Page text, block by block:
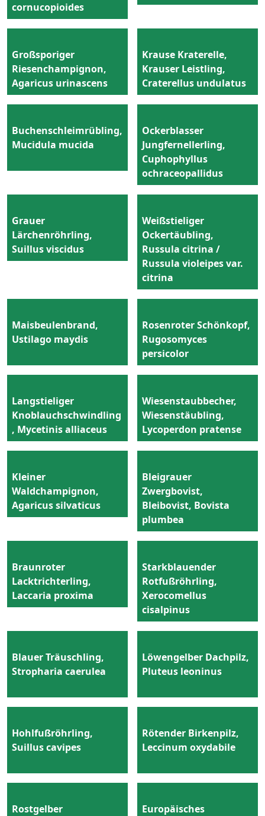
cornucopioides
Großsporiger
Riesenchampignon,
Agaricus urinascens
Krause Kraterelle,
Krauser Leistling,
Craterellus undulatus
Buchenschleimrübling,
Mucidula mucida
Ockerblasser
Jungfernellerling,
Cuphophyllus
ochraceopallidus
Grauer
Lärchenröhrling,
Suillus viscidus
Weißstieliger
Ockertäubling,
Russula citrina /
Russula violeipes var.
citrina
Maisbeulenbrand,
Ustilago maydis
Rosenroter Schönkopf,
Rugosomyces
persicolor
Langstieliger
Knoblauchschwindling
, Mycetinis alliaceus
Wiesenstaubbecher,
Wiesenstäubling,
Lycoperdon pratense
Kleiner
Waldchampignon,
Agaricus silvaticus
Bleigrauer
Zwergbovist,
Bleibovist, Bovista
plumbea
Braunroter
Lacktrichterling,
Laccaria proxima
Starkblauender
Rotfußröhrling,
Xerocomellus
cisalpinus
Blauer Träuschling,
Stropharia caerulea
Löwengelber Dachpilz,
Pluteus leoninus
Hohlfußröhrling,
Suillus cavipes
Rötender Birkenpilz,
Leccinum oxydabile
Rostgelber Europäisches